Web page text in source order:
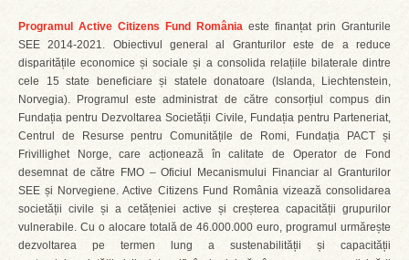
Programul Active Citizens Fund România este finanțat prin Granturile
SEE 2014-2021. Obiectivul general al Granturilor este de a reduce
disparitățile economice și sociale și a consolida relațiile bilaterale dintre
cele 15 state beneficiare și statele donatoare (Islanda, Liechtenstein,
Norvegia). Programul este administrat de către consorțiul compus din
Fundația pentru Dezvoltarea Societății Civile, Fundația pentru Parteneriat,
Centrul de Resurse pentru Comunitățile de Romi, Fundația PACT și
Frivillighet Norge, care acționează în calitate de Operator de Fond
desemnat de către FMO – Oficiul Mecanismului Financiar al Granturilor
SEE și Norvegiene. Active Citizens Fund România vizează consolidarea
societății civile și a cetățeniei active și creșterea capacității grupurilor
vulnerabile. Cu o alocare totală de 46.000.000 euro, programul urmărește
dezvoltarea pe termen lung a sustenabilității și capacității